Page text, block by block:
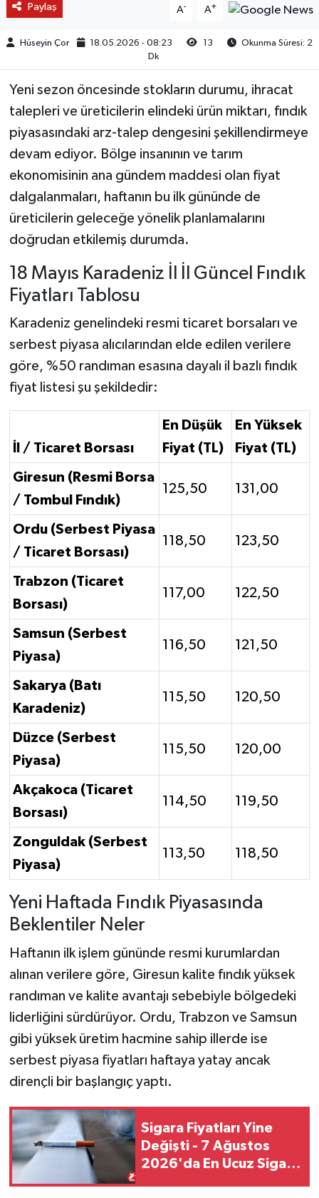
Paylaş A- A+
Hüseyin Çor 18.05.2026 - 08:23 13
Okunma Süresi: 2
Dk
Yeni sezon öncesinde stokların durumu, ihracat
talepleri ve üreticilerin elindeki ürün miktarı, fındık
piyasasındaki arz-talep dengesini şekillendirmeye
devam ediyor. Bölge insanının ve tarım
ekonomisinin ana gündem maddesi olan fiyat
dalgalanmaları, haftanın bu ilk gününde de
üreticilerin geleceğe yönelik planlamalarını
doğrudan etkilemiş durumda.
18 Mayıs Karadeniz İl İl Güncel Fındık
Fiyatları Tablosu
Karadeniz genelindeki resmi ticaret borsaları ve
serbest piyasa alıcılarından elde edilen verilere
göre, %50 randıman esasına dayalı il bazlı fındık
fiyat listesi şu şekildedir:
İl / Ticaret Borsası
En Düşük
Fiyat (TL)
En Yüksek
Fiyat (TL)
Giresun (Resmi Borsa
/ Tombul Fındık)
125,50 131,00
Ordu (Serbest Piyasa
/ Ticaret Borsası)
118,50 123,50
Trabzon (Ticaret
Borsası)
117,00 122,50
Samsun (Serbest
Piyasa)
116,50 121,50
Sakarya (Batı
Karadeniz)
115,50 120,50
Düzce (Serbest
Piyasa)
115,50 120,00
Akçakoca (Ticaret
Borsası)
114,50 119,50
Zonguldak (Serbest
Piyasa)
113,50 118,50
Yeni Haftada Fındık Piyasasında
Beklentiler Neler
Haftanın ilk işlem gününde resmi kurumlardan
alınan verilere göre, Giresun kalite fındık yüksek
randıman ve kalite avantajı sebebiyle bölgedeki
liderliğini sürdürüyor. Ordu, Trabzon ve Samsun
gibi yüksek üretim hacmine sahip illerde ise
serbest piyasa fiyatları haftaya yatay ancak
dirençli bir başlangıç yaptı.
Sigara Fiyatları Yine
Değişti - 7 Ağustos
2026'da En Ucuz Sigara